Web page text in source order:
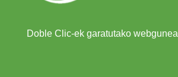
Doble Clic-ek garatutako webgunea